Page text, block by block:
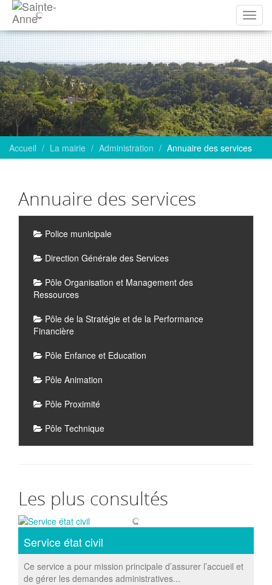
la
Accueil La mairie Administration Annuaire des services
Annuaire des services
Sous-
rubriques
Police municipale
Direction Générale des Services
Pôle Organisation et Management des
Ressources
Pôle de la Stratégie et de la Performance
Financière
Pôle Enfance et Education
Pôle Animation
Pôle Proximité
Pôle Technique
Les plus consultés
Service état civil
Ce service a pour mission principale d’assurer l’accueil et
de gérer les demandes administratives...